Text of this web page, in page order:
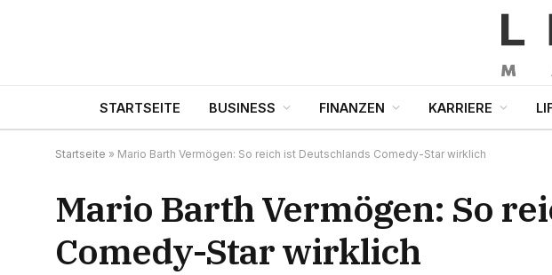
STARTSEITE BUSINESS FINANZEN KARRIERE
Startseite » Mario Barth Vermögen: So reich ist Deutschlands Comedy-Star wirklich
Mario Barth Vermögen: So
Comedy-Star wirklich